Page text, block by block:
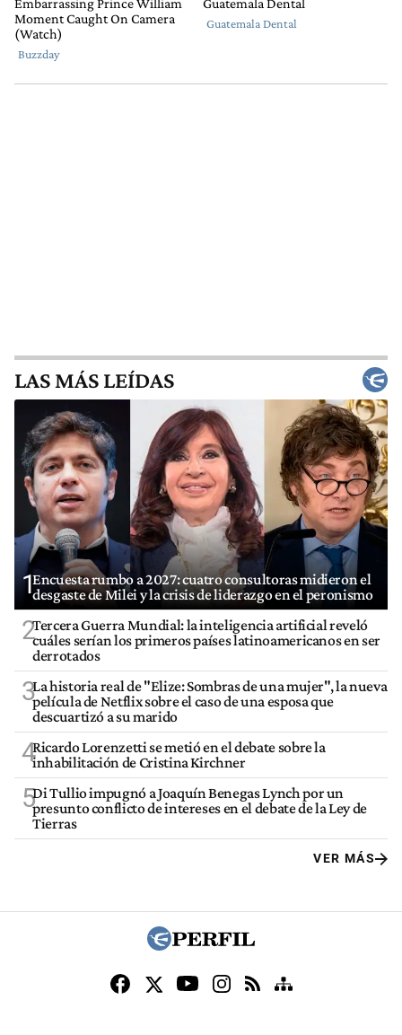
LAS MÁS LEÍDAS
1Encuesta rumbo a 2027: cuatro consultoras midieron el
desgaste de Milei y la crisis de liderazgo en el peronismo
2Tercera Guerra Mundial: la inteligencia artificial reveló
cuáles serían los primeros países latinoamericanos en ser
derrotados
3La historia real de "Elize: Sombras de una mujer", la nueva
película de Netflix sobre el caso de una esposa que
descuartizó a su marido
4Ricardo Lorenzetti se metió en el debate sobre la
inhabilitación de Cristina Kirchner
5Di Tullio impugnó a Joaquín Benegas Lynch por un
presunto conflicto de intereses en el debate de la Ley de
Tierras
VER MÁS